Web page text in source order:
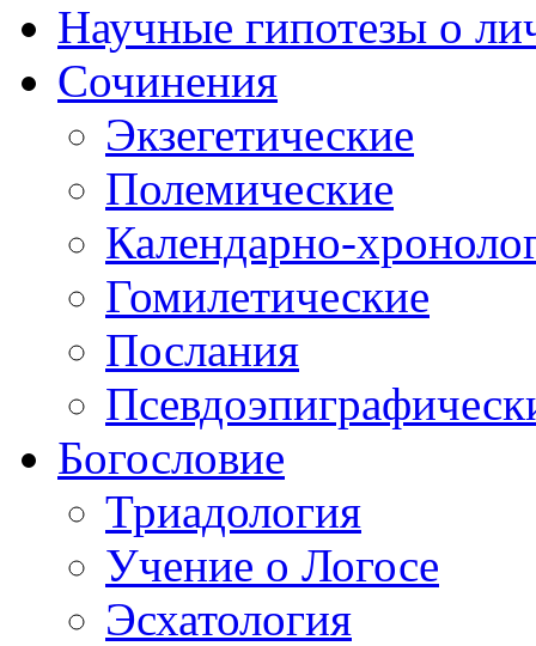
Научные гипотезы о
Сочинения
Экзегетические
Полемические
Календарно-
Гомилетические
Послания
Богословие
Триадология
Учение о Логосе
Эсхатология